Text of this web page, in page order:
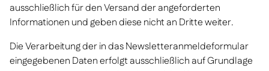
ausschließlich für den Versand der angeforderten
Informationen und geben diese nicht an Dritte weiter.
Die Verarbeitung der in das Newsletteranmeldeformular
eingegebenen Daten erfolgt ausschließlich auf Grundlage